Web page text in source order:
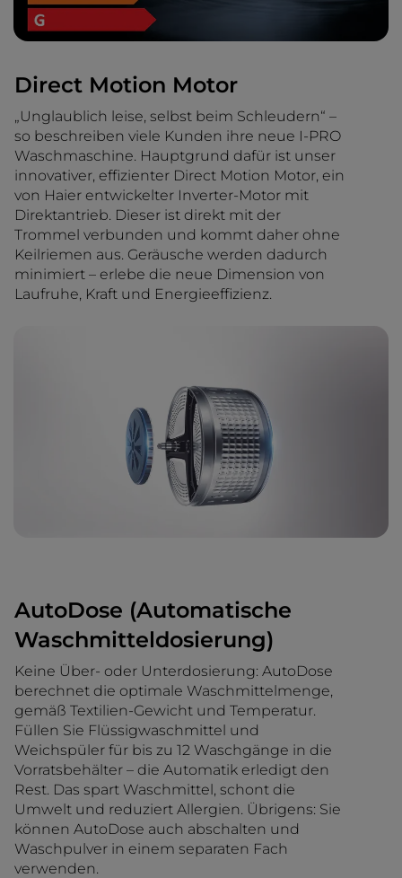
Direct Motion Motor
„Unglaublich leise, selbst beim Schleudern“ –
so beschreiben viele Kunden ihre neue I-PRO
Waschmaschine. Hauptgrund dafür ist unser
innovativer, effizienter Direct Motion Motor, ein
von Haier entwickelter Inverter-Motor mit
Direktantrieb. Dieser ist direkt mit der
Trommel verbunden und kommt daher ohne
Keilriemen aus. Geräusche werden dadurch
minimiert – erlebe die neue Dimension von
Laufruhe, Kraft und Energieeffizienz.
AutoDose (Automatische
Waschmitteldosierung)
Keine Über- oder Unterdosierung: AutoDose
berechnet die optimale Waschmittelmenge,
gemäß Textilien-Gewicht und Temperatur.
Füllen Sie Flüssigwaschmittel und
Weichspüler für bis zu 12 Waschgänge in die
Vorratsbehälter – die Automatik erledigt den
Rest. Das spart Waschmittel, schont die
Umwelt und reduziert Allergien. Übrigens: Sie
können AutoDose auch abschalten und
Waschpulver in einem separaten Fach
verwenden.